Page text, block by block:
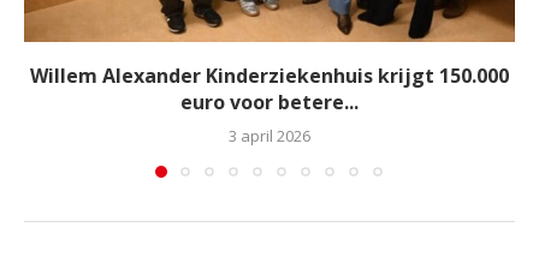
Willem Alexander Kinderziekenhuis krijgt 150.000
euro voor betere...
3 april 2026